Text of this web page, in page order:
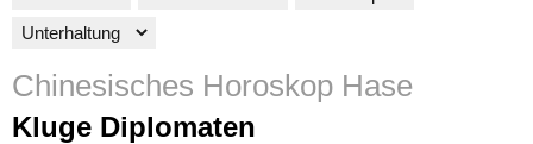
Chinesisches Horoskop Hase
Kluge Diplomaten